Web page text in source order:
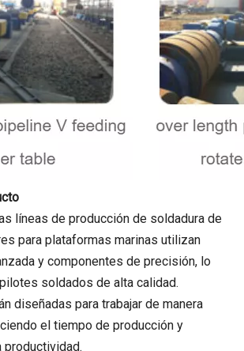
líneas de producción de soldadura de
para plataformas marinas utilizan
y componentes de precisión, lo
soldados de alta calidad.
diseñadas para trabajar de manera
el tiempo de producción y
productividad.